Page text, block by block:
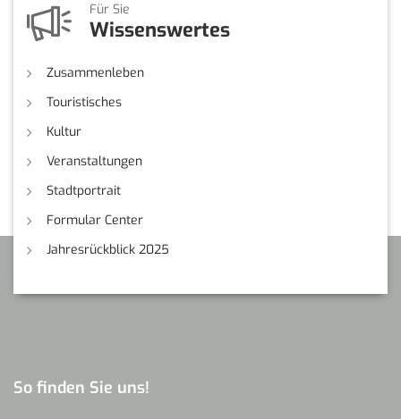
Für Sie
Wissenswertes
Zusammenleben
Touristisches
Kultur
Veranstaltungen
Stadtportrait
Formular Center
Jahresrückblick 2025
So finden Sie uns!